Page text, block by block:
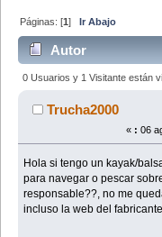
Páginas: [1]Ir Abajo
Autor
resposable a kayak <
veces)
0 Usuarios y 1 Visitante están
Trucha2000
« : 06
Hola si tengo un kayak/
para navegar o pescar
responsable??, no me
incluso la web del